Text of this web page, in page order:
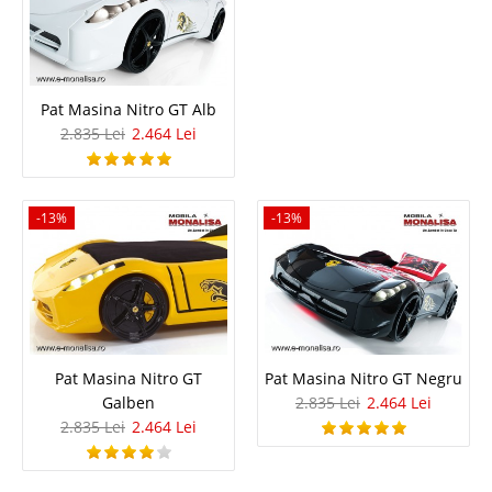
-35%
Pat Masinuta copii Coupe Carbed Alb
Cilek - Oferta Pret
Pat Masina Nitro GT Alb
2.835 Lei 2.464 Lei
-13%
Pat Masina Nitro GT
Galben
2.835 Lei 2.464 Lei
-13%
Pat Masina Nitro GT Negru
2.835 Lei 2.464 Lei